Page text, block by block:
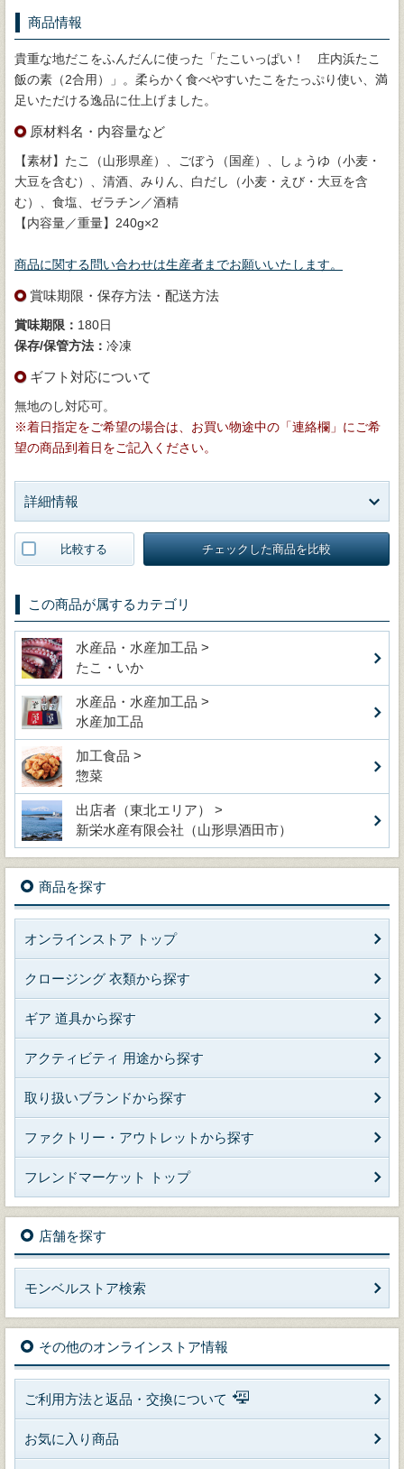
商品情報
貴重な地だこをふんだんに使った「たこいっぱい！ 庄内浜たこ
飯の素（2合用）」。柔らかく食べやすいたこをたっぷり使い、満
足いただける逸品に仕上げました。
原材料名・内容量など
【素材】たこ（山形県産）、ごぼう（国産）、しょうゆ（小麦・
大豆を含む）、清酒、みりん、白だし（小麦・えび・大豆を含
む）、食塩、ゼラチン／酒精
【内容量／重量】240g×2
商品に関する問い合わせは生産者までお願いいたします。
賞味期限・保存方法・配送方法
賞味期限： 180日
保存/保管方法： 冷凍
ギフト対応について
無地のし対応可。
※着日指定をご希望の場合は、お買い物途中の「連絡欄」にご希
望の商品到着日をご記入ください。
詳細情報
比較する チェックした商品を比較
この商品が属するカテゴリ
水産品・水産加工品 >
たこ・いか
水産品・水産加工品 >
水産加工品
加工食品 >
惣菜
出店者（東北エリア） >
新栄水産有限会社（山形県酒田市）
商品を探す
オンラインストア トップ
クロージング 衣類から探す
ギア 道具から探す
アクティビティ 用途から探す
取り扱いブランドから探す
ファクトリー・アウトレットから探す
フレンドマーケット トップ
店舗を探す
モンベルストア検索
その他のオンラインストア情報
ご利用方法と返品・交換について
お気に入り商品